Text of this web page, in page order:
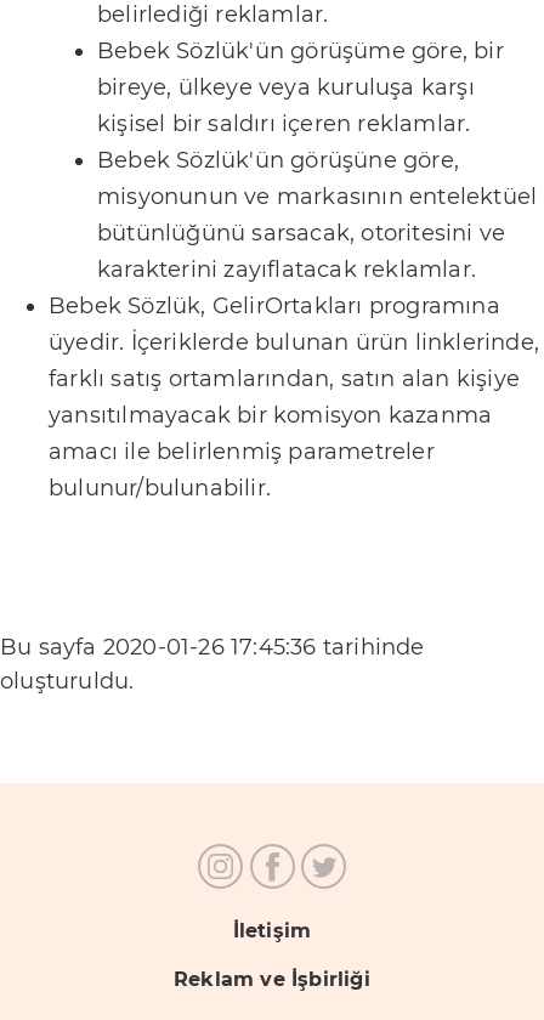
i
z
l
i
l
i
l
i
k
belirlediği reklamlar.
Bebek Sözlük'ün görüşüme göre, bir
bireye, ülkeye veya kuruluşa karşı
kişisel bir saldırı içeren reklamlar.
Bebek Sözlük'ün görüşüne göre,
misyonunun ve markasının entelektüel
bütünlüğünü sarsacak, otoritesini ve
karakterini zayıflatacak reklamlar.
Bebek Sözlük, GelirOrtakları programına
üyedir. İçeriklerde bulunan ürün linklerinde,
farklı satış ortamlarından, satın alan kişiye
yansıtılmayacak bir komisyon kazanma
amacı ile belirlenmiş parametreler
bulunur/bulunabilir.
Bu sayfa 2020-01-26 17:45:36 tarihinde
oluşturuldu.
İletişim
Reklam ve İşbirliği